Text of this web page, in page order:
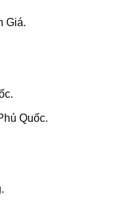
Giá.
Quốc.